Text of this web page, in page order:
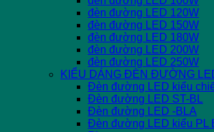
đèn đường LED 120W
đèn đường LED 150W
đèn đường LED 180W
đèn đường LED 200W
đèn đường LED 250W
KIỂU DÁNG ĐÈN ĐƯỜNG
Đèn đường LED kiểu
Đèn đường LED ST-BL
Đèn đường LED -BLA
Đèn đường LED kiểu PL